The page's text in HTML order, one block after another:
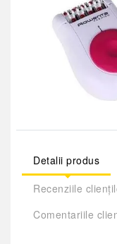
Detalii produs
Recenziile
Comentariile